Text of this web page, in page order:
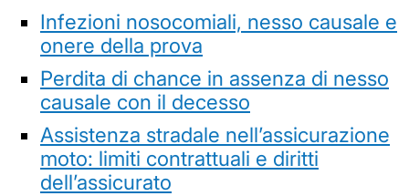
Infezioni nosocomiali, nesso causale e
onere della prova
Perdita di chance in assenza di nesso
causale con il decesso
Assistenza stradale nell’assicurazione
moto: limiti contrattuali e diritti
dell’assicurato